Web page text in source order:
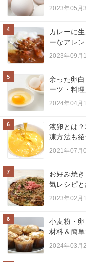
2023年05月
4
カレーに
ーなアレン
2023年09月
5
余った卵
ーツ・料理
2024年04月
6
液卵とは
凍方法も紹
2021年07月
7
お好み焼
気レシピと
2023年02月
8
小麦粉・
材料＆簡単
2024年03月